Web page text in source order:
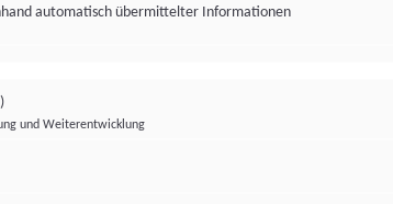
automatisch übermittelter Informationen
und Weiterentwicklung